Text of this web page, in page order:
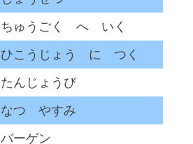
ちゅうごく へ いく
ひこうじょう に つく
たんじょうび
なつ やすみ
バーゲン